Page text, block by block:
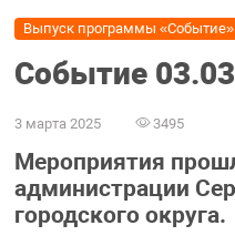
Выпуск программы «Событие»
Событие
3 марта 2025 3495
Мероприятия
администрации
городского округа.